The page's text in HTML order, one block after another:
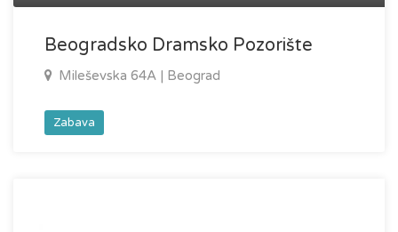
Beogradsko Dramsko Pozorište
Mileševska 64A | Beograd
Zabava